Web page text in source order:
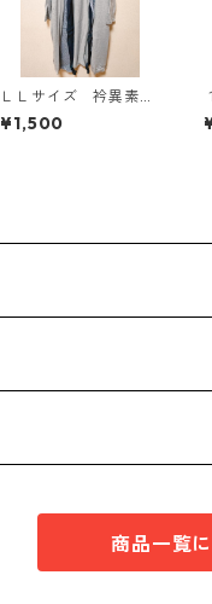
ＬＬサイズ 衿異素材
使い トッパーカーデ
ィガン グレー KAE
¥1,500
商品一覧